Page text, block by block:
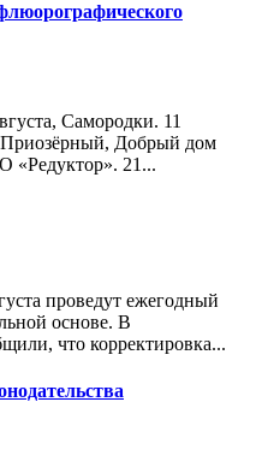
Самородки. 11
Приозёрный, Добрый дом
«Редуктор». 21...
проведут ежегодный
основе. В
что корректировка...